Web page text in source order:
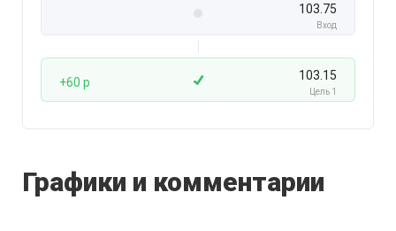
103.75
Вход
+60 p 103.15
Цель 1
Графики и комментарии